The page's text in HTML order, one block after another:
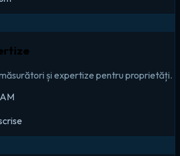
și expertize pentru proprietăți.